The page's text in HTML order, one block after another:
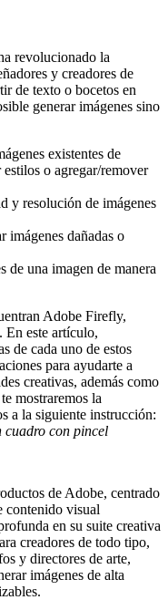
revolucionado la
y creadores de
de texto o bocetos en
generar imágenes sino
existentes de
o agregar/remover
y resolución de imágenes
imágenes dañadas o
de una imagen de manera
Adobe Firefly,
este artículo,
de cada uno de estos
para ayudarte a
creativas, además como
mostraremos la
a la siguiente instrucción:
cuadro con pincel
de Adobe, centrado
contenido visual
en su suite creativa
creadores de todo tipo,
y directores de arte,
imágenes de alta